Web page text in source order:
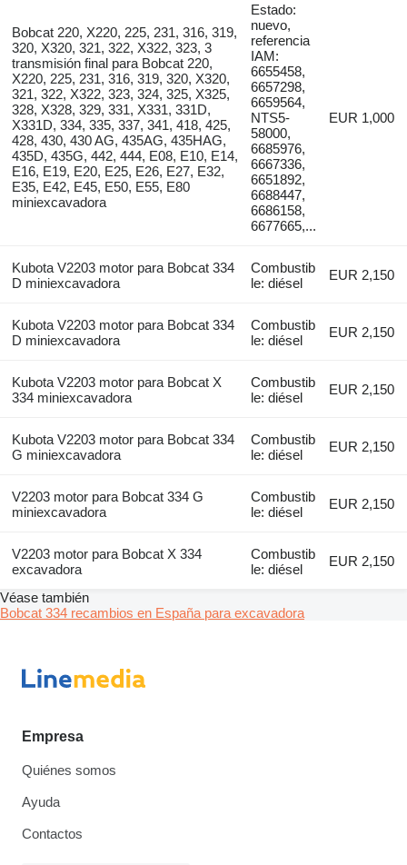
Bobcat 220, X220, 225, 231, 316, 319,
320, X320, 321, 322, X322, 323, 3
transmisión final para Bobcat 220,
X220, 225, 231, 316, 319, 320, X320,
321, 322, X322, 323, 324, 325, X325,
328, X328, 329, 331, X331, 331D,
X331D, 334, 335, 337, 341, 418, 425,
428, 430, 430 AG, 435AG, 435HAG,
435D, 435G, 442, 444, E08, E10, E14,
E16, E19, E20, E25, E26, E27, E32,
E35, E42, E45, E50, E55, E80
miniexcavadora
Estado:
nuevo,
referencia
IAM:
6655458,
6657298,
6659564,
NTS5-
58000,
6685976,
6667336,
6651892,
6688447,
6686158,
6677665,...
EUR 1,000
Kubota V2203 motor para Bobcat 334
D miniexcavadora
Combustib
le: diésel
EUR 2,150
Kubota V2203 motor para Bobcat 334
D miniexcavadora
Combustib
le: diésel
EUR 2,150
Kubota V2203 motor para Bobcat X
334 miniexcavadora
Combustib
le: diésel
EUR 2,150
Kubota V2203 motor para Bobcat 334
G miniexcavadora
Combustib
le: diésel
EUR 2,150
V2203 motor para Bobcat 334 G
miniexcavadora
Combustib
le: diésel
EUR 2,150
V2203 motor para Bobcat X 334
excavadora
Combustib
le: diésel
EUR 2,150
Véase también
Bobcat 334 recambios en España para excavadora
Empresa
Quiénes somos
Ayuda
Contactos